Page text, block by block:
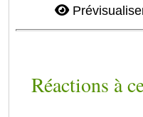
Réactions à